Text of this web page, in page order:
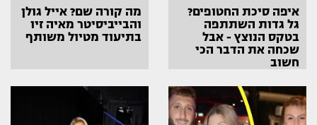
איפה סיכת החטופים?
גל גדות השתתפה
בטקס הנוצץ - אבל
שכחה את הדבר הכי
חשוב
מה קורה שם? אייל גולן
והבייביסיטר מאיה זיו
בתיעוד מטיול משותף